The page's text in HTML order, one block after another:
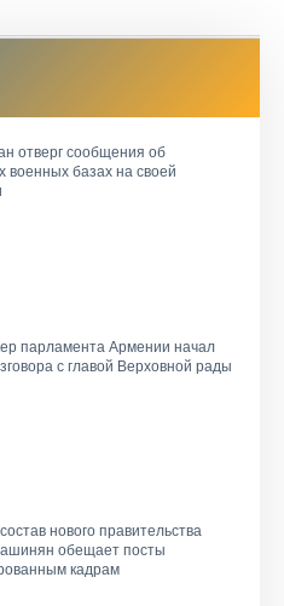
отверг сообщения об
военных базах на своей
парламента Армении начал
с главой Верховной рады
нового правительства
обещает посты
кадрам